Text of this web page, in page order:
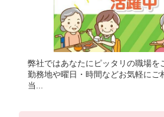
弊社ではあなたにピッタリの職場を
勤務地や曜日・時間などお気軽にご
当...